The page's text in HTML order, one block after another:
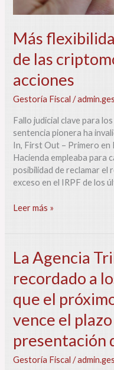
Más
de las
acciones
Gestoría Fiscal /
Fallo judicial clave para
sentencia pionera ha
In, First Out – Primero en
Hacienda empleaba para
posibilidad de reclamar el
exceso en el IRPF de los
Leer más »
La Agencia
recordado a
que el
vence el
presentación
Gestoría Fiscal /
La
Agencia
Tributaria
recordado
los
contribuyentes
que
el